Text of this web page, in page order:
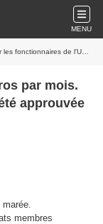
MENU
de l'UE a été approuvée !
par mois.
approuvée
membres